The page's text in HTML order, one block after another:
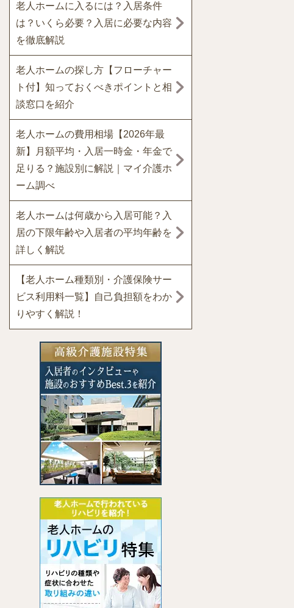
老人ホームに入るには？入居条件
は？いくら必要？入居に必要な内容
を徹底解説
老人ホームの探し方【フローチャー
ト付】知っておくべきポイントと相
談窓口を紹介
老人ホームの費用相場【2026年最
新】月額平均・入居一時金・年金で
足りる？施設別に解説｜マイ介護ホ
ーム調べ
老人ホームは何歳から入居可能？入
居の下限年齢や入居者の平均年齢を
詳しく解説
【老人ホーム種類別・介護保険サー
ビス利用料一覧】自己負担額をわか
りやすく解説！